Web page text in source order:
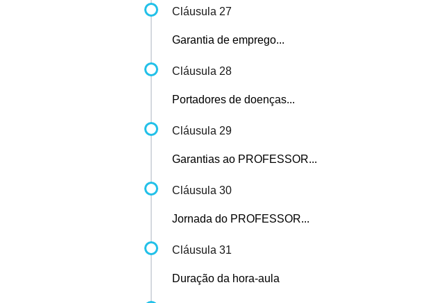
Cláusula 27
Garantia de emprego...
Cláusula 28
Portadores de doenças...
Cláusula 29
Garantias ao PROFESSOR...
Cláusula 30
Jornada do PROFESSOR...
Cláusula 31
Duração da hora-aula